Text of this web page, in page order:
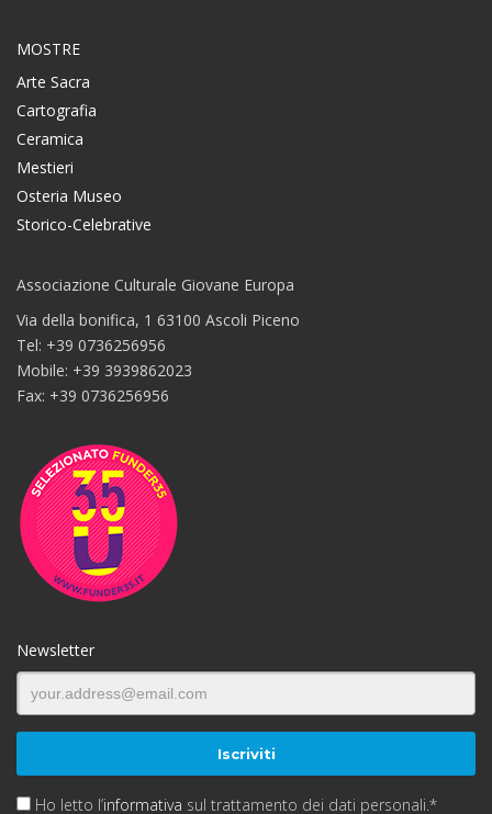
MOSTRE
Arte Sacra
Cartografia
Ceramica
Mestieri
Osteria Museo
Storico-Celebrative
Associazione Culturale Giovane Europa
Via della bonifica, 1 63100 Ascoli Piceno
Tel: +39 0736256956
Mobile: +39 3939862023
Fax: +39 0736256956
Newsletter
Ho letto l’informativa sul trattamento dei dati personali.*